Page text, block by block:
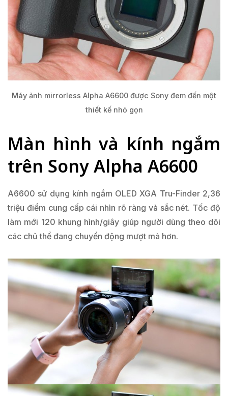
Máy ảnh mirrorless Alpha A6600 được Sony đem đến một
thiết kế nhỏ gọn
Màn hình và kính ngắm
trên Sony Alpha A6600
A6600 sử dụng kính ngắm OLED XGA Tru-Finder 2,36
triệu điểm cung cấp cái nhìn rõ ràng và sắc nét. Tốc độ
làm mới 120 khung hình/giây giúp người dùng theo dõi
các chủ thể đang chuyển động mượt mà hơn.